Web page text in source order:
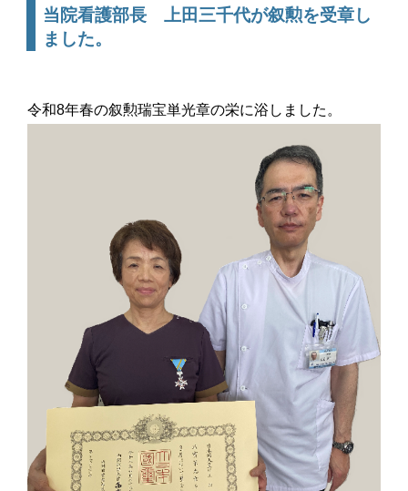
当院看護部長 上田三千代が叙勲を受章し
ました。
令和8年春の叙勲瑞宝単光章の栄に浴しました。